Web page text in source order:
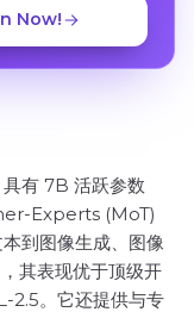
Now!
有 7B 活跃参数
Experts (MoT)
到图像生成、图像
其表现优于顶级开
。它还提供与专